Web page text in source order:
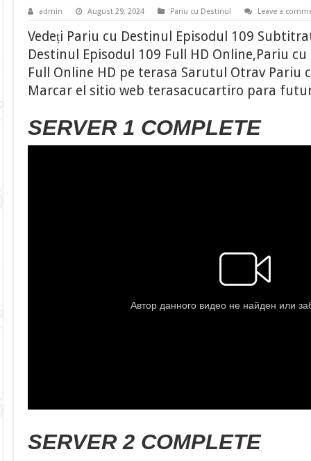
admin August 29, 2024 Pariu cu Destinul Leave a
Vedeți Pariu cu Destinul Episodul 109
Destinul Episodul 109 Full HD Online,Pariu
Full Online HD pe terasa Sarutul Otrav
Marcar el sitio web terasacucartiro para
SERVER 1 COMPLETE
SERVER 2 COMPLETE